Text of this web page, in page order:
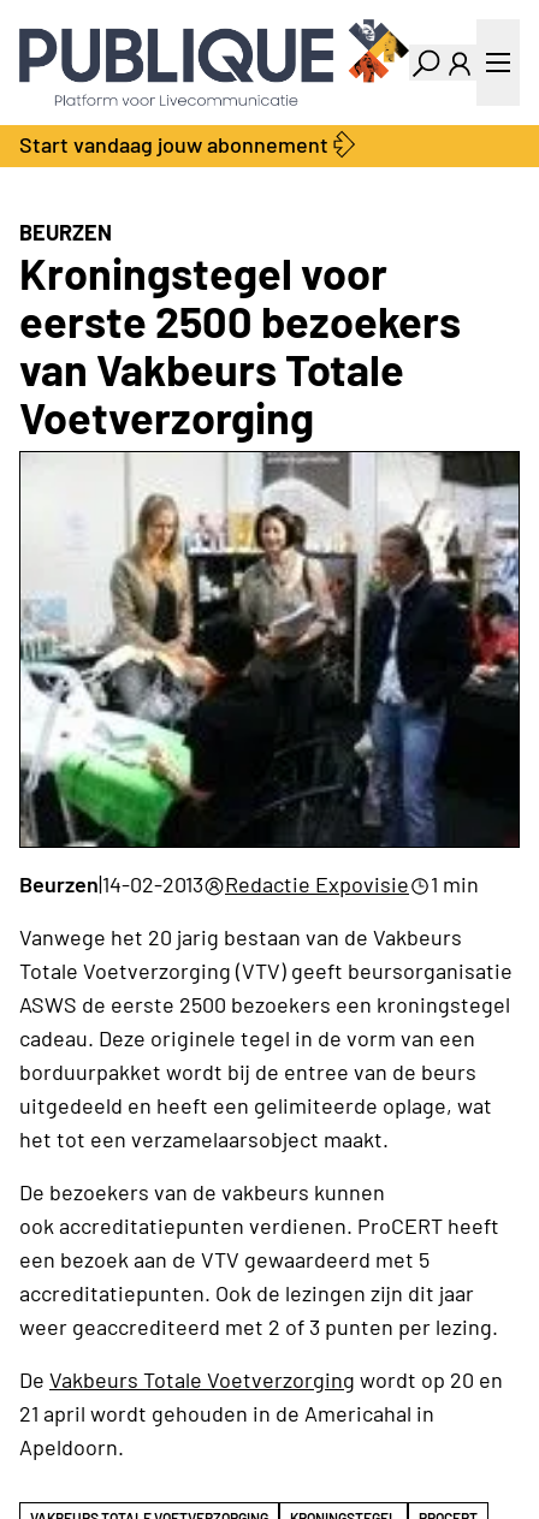
Industry Dashboard
Vacatures
Kalender
Producten
Bedrijvengids
Locatie Finder
Contact
Over ons
Adverteren
Abonnementen
Start vandaag jouw abonnement
BEURZEN
Kroningstegel voor
eerste 2500 bezoekers
van Vakbeurs Totale
Voetverzorging
Beurzen|14-02-2013 Redactie Expovisie
1 min
Vanwege het 20 jarig bestaan van de Vakbeurs
Totale Voetverzorging (VTV) geeft beursorganisatie
ASWS de eerste 2500 bezoekers een kroningstegel
cadeau. Deze originele tegel in de vorm van een
borduurpakket wordt bij de entree van de beurs
uitgedeeld en heeft een gelimiteerde oplage, wat
het tot een verzamelaarsobject maakt.
De bezoekers van de vakbeurs kunnen
ook accreditatiepunten verdienen. ProCERT heeft
een bezoek aan de VTV gewaardeerd met 5
accreditatiepunten. Ook de lezingen zijn dit jaar
weer geaccrediteerd met 2 of 3 punten per lezing.
De Vakbeurs Totale Voetverzorging wordt op 20 en
21 april wordt gehouden in de Americahal in
Apeldoorn.